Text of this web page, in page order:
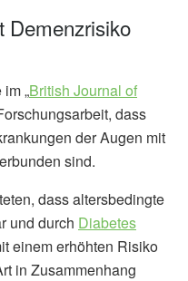
Demenzrisiko
„British Journal of
dass
der Augen mit
sind.
dass altersbedingte
und durch Diabetes
einem erhöhten Risiko
in Zusammenhang